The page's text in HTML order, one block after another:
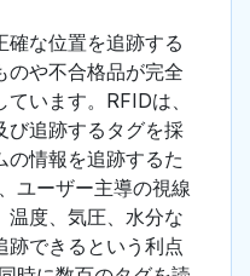
確な位置を追跡する
のや不合格品が完全
います。RFIDは、
び追跡するタグを採
の情報を追跡するた
ユーザー主導の視線
温度、気圧、水分な
跡できるという利点